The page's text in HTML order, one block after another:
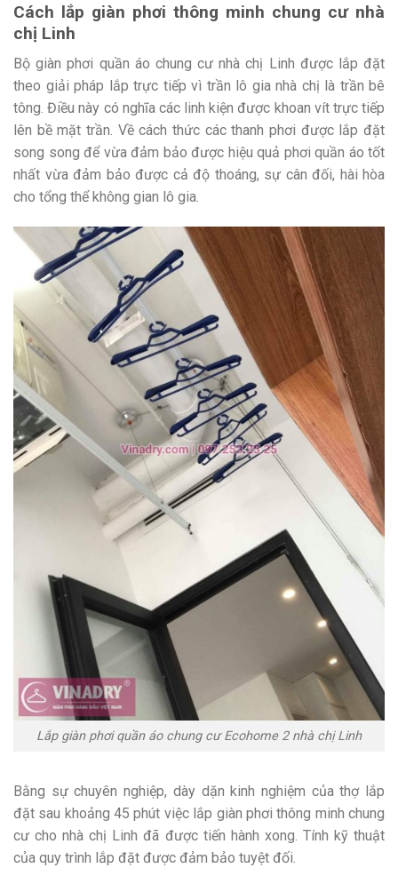
Cách lắp giàn phơi thông minh chung cư nhà
chị Linh
Bộ giàn phơi quần áo chung cư nhà chị Linh được lắp đặt
theo giải pháp lắp trực tiếp vì trần lô gia nhà chị là trần bê
tông. Điều này có nghĩa các linh kiện được khoan vít trực tiếp
lên bề mặt trần. Về cách thức các thanh phơi được lắp đặt
song song để vừa đảm bảo được hiệu quả phơi quần áo tốt
nhất vừa đảm bảo được cả độ thoáng, sự cân đối, hài hòa
cho tổng thể không gian lô gia.
Lắp giàn phơi quần áo chung cư Ecohome 2 nhà chị Linh
Bằng sự chuyên nghiệp, dày dặn kinh nghiệm của thợ lắp
đặt sau khoảng 45 phút việc lắp giàn phơi thông minh chung
cư cho nhà chị Linh đã được tiến hành xong. Tính kỹ thuật
của quy trình lắp đặt được đảm bảo tuyệt đối.